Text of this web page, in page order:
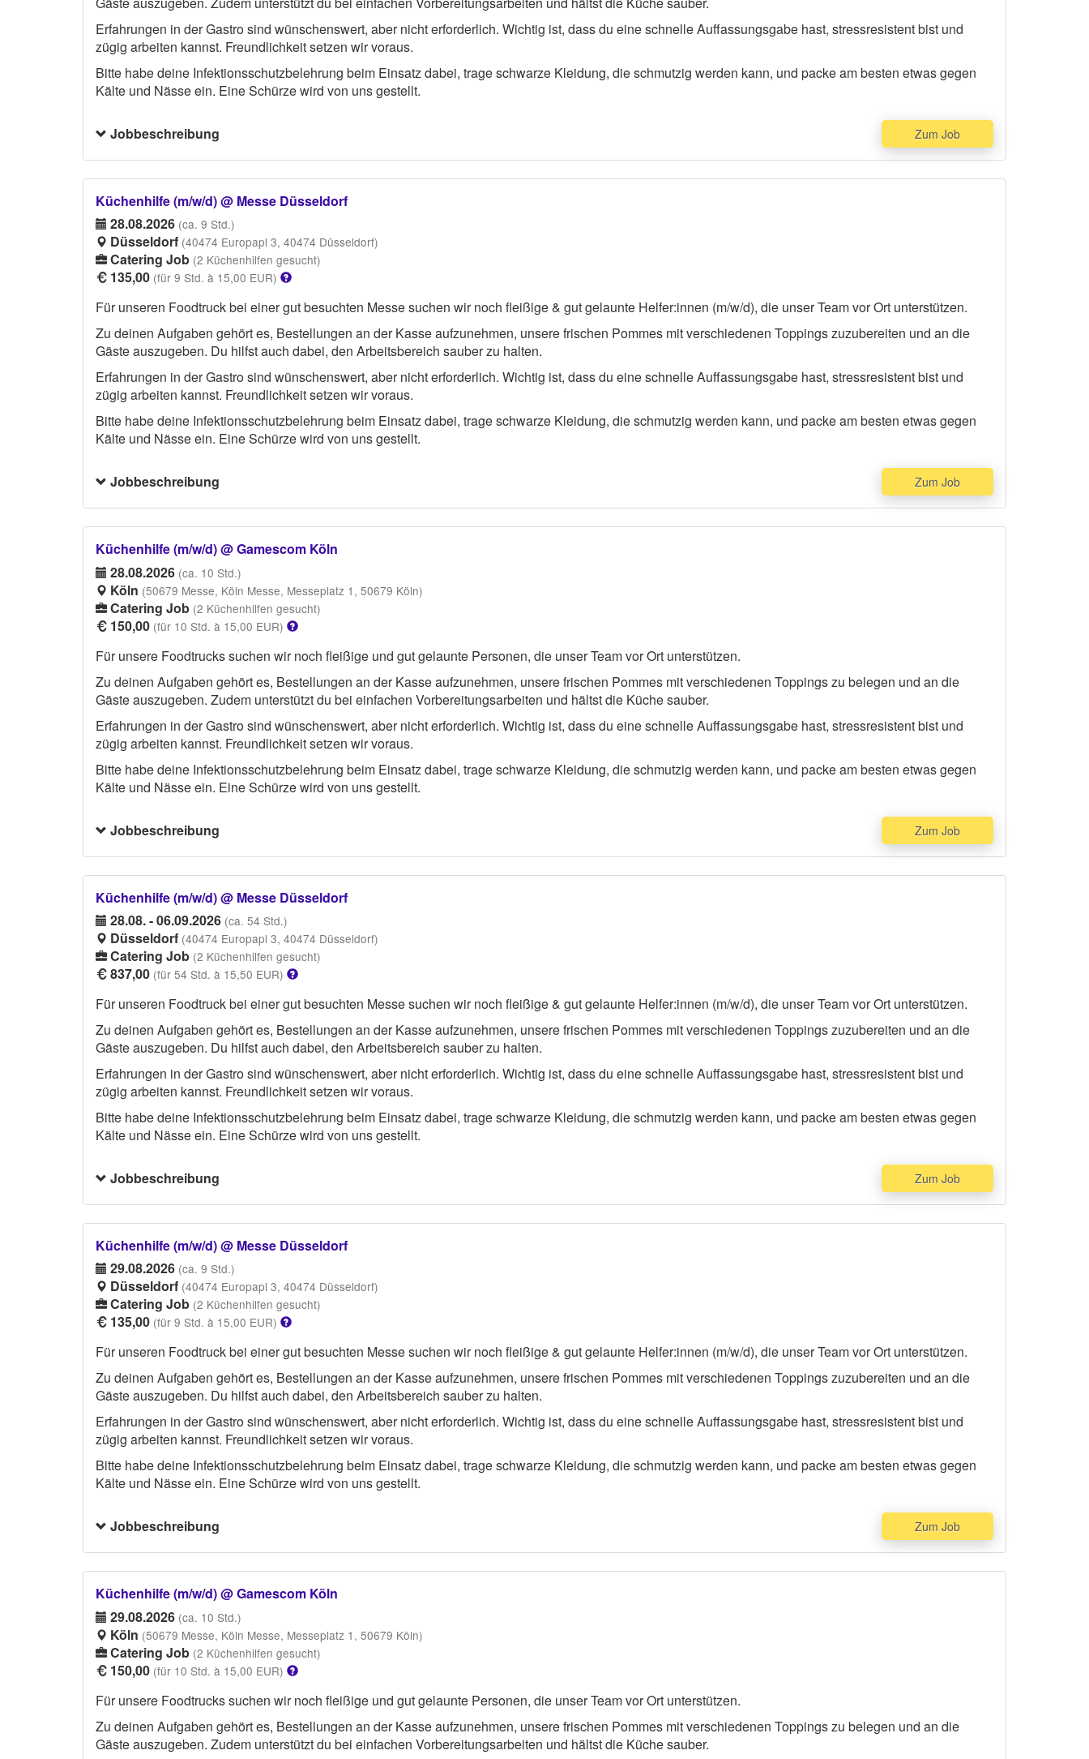
Erfahrungen in der Gastro sind wünschenswert, aber nicht erforderlich. Wichtig ist, dass du eine schnelle Auffassungsgabe hast, stressresistent bist und
zügig arbeiten kannst. Freundlichkeit setzen wir voraus.
Bitte habe deine Infektionsschutzbelehrung beim Einsatz dabei, trage schwarze Kleidung, die schmutzig werden kann, und packe am besten etwas gegen
Kälte und Nässe ein. Eine Schürze wird von uns gestellt.
Jobbeschreibung Zum Job
Küchenhilfe (m/w/d) @ Messe Düsseldorf
28.08.2026 (ca. 9 Std.)
Düsseldorf (40474 Europapl 3, 40474 Düsseldorf)
Catering Job (2 Küchenhilfen gesucht)
135,00 (für 9 Std. à 15,00 EUR)
Für unseren Foodtruck bei einer gut besuchten Messe suchen wir noch fleißige & gut gelaunte Helfer:innen (m/w/d), die unser Team vor Ort unterstützen.
Zu deinen Aufgaben gehört es, Bestellungen an der Kasse aufzunehmen, unsere frischen Pommes mit verschiedenen Toppings zuzubereiten und an die
Gäste auszugeben. Du hilfst auch dabei, den Arbeitsbereich sauber zu halten.
Erfahrungen in der Gastro sind wünschenswert, aber nicht erforderlich. Wichtig ist, dass du eine schnelle Auffassungsgabe hast, stressresistent bist und
zügig arbeiten kannst. Freundlichkeit setzen wir voraus.
Bitte habe deine Infektionsschutzbelehrung beim Einsatz dabei, trage schwarze Kleidung, die schmutzig werden kann, und packe am besten etwas gegen
Kälte und Nässe ein. Eine Schürze wird von uns gestellt.
Jobbeschreibung Zum Job
Küchenhilfe (m/w/d) @ Gamescom Köln
28.08.2026 (ca. 10 Std.)
Köln (50679 Messe, Köln Messe, Messeplatz 1, 50679 Köln)
Catering Job (2 Küchenhilfen gesucht)
150,00 (für 10 Std. à 15,00 EUR)
Für unsere Foodtrucks suchen wir noch fleißige und gut gelaunte Personen, die unser Team vor Ort unterstützen.
Zu deinen Aufgaben gehört es, Bestellungen an der Kasse aufzunehmen, unsere frischen Pommes mit verschiedenen Toppings zu belegen und an die
Gäste auszugeben. Zudem unterstützt du bei einfachen Vorbereitungsarbeiten und hältst die Küche sauber.
Erfahrungen in der Gastro sind wünschenswert, aber nicht erforderlich. Wichtig ist, dass du eine schnelle Auffassungsgabe hast, stressresistent bist und
zügig arbeiten kannst. Freundlichkeit setzen wir voraus.
Bitte habe deine Infektionsschutzbelehrung beim Einsatz dabei, trage schwarze Kleidung, die schmutzig werden kann, und packe am besten etwas gegen
Kälte und Nässe ein. Eine Schürze wird von uns gestellt.
Jobbeschreibung Zum Job
Küchenhilfe (m/w/d) @ Messe Düsseldorf
28.08. - 06.09.2026 (ca. 54 Std.)
Düsseldorf (40474 Europapl 3, 40474 Düsseldorf)
Catering Job (2 Küchenhilfen gesucht)
837,00 (für 54 Std. à 15,50 EUR)
Für unseren Foodtruck bei einer gut besuchten Messe suchen wir noch fleißige & gut gelaunte Helfer:innen (m/w/d), die unser Team vor Ort unterstützen.
Zu deinen Aufgaben gehört es, Bestellungen an der Kasse aufzunehmen, unsere frischen Pommes mit verschiedenen Toppings zuzubereiten und an die
Gäste auszugeben. Du hilfst auch dabei, den Arbeitsbereich sauber zu halten.
Erfahrungen in der Gastro sind wünschenswert, aber nicht erforderlich. Wichtig ist, dass du eine schnelle Auffassungsgabe hast, stressresistent bist und
zügig arbeiten kannst. Freundlichkeit setzen wir voraus.
Bitte habe deine Infektionsschutzbelehrung beim Einsatz dabei, trage schwarze Kleidung, die schmutzig werden kann, und packe am besten etwas gegen
Kälte und Nässe ein. Eine Schürze wird von uns gestellt.
Jobbeschreibung Zum Job
Küchenhilfe (m/w/d) @ Messe Düsseldorf
29.08.2026 (ca. 9 Std.)
Düsseldorf (40474 Europapl 3, 40474 Düsseldorf)
Catering Job (2 Küchenhilfen gesucht)
135,00 (für 9 Std. à 15,00 EUR)
Für unseren Foodtruck bei einer gut besuchten Messe suchen wir noch fleißige & gut gelaunte Helfer:innen (m/w/d), die unser Team vor Ort unterstützen.
Zu deinen Aufgaben gehört es, Bestellungen an der Kasse aufzunehmen, unsere frischen Pommes mit verschiedenen Toppings zuzubereiten und an die
Gäste auszugeben. Du hilfst auch dabei, den Arbeitsbereich sauber zu halten.
Erfahrungen in der Gastro sind wünschenswert, aber nicht erforderlich. Wichtig ist, dass du eine schnelle Auffassungsgabe hast, stressresistent bist und
zügig arbeiten kannst. Freundlichkeit setzen wir voraus.
Bitte habe deine Infektionsschutzbelehrung beim Einsatz dabei, trage schwarze Kleidung, die schmutzig werden kann, und packe am besten etwas gegen
Kälte und Nässe ein. Eine Schürze wird von uns gestellt.
Jobbeschreibung Zum Job
Küchenhilfe (m/w/d) @ Gamescom Köln
29.08.2026 (ca. 10 Std.)
Köln (50679 Messe, Köln Messe, Messeplatz 1, 50679 Köln)
Catering Job (2 Küchenhilfen gesucht)
150,00 (für 10 Std. à 15,00 EUR)
Für unsere Foodtrucks suchen wir noch fleißige und gut gelaunte Personen, die unser Team vor Ort unterstützen.
Zu deinen Aufgaben gehört es, Bestellungen an der Kasse aufzunehmen, unsere frischen Pommes mit verschiedenen Toppings zu belegen und an die
Gäste auszugeben. Zudem unterstützt du bei einfachen Vorbereitungsarbeiten und hältst die Küche sauber.